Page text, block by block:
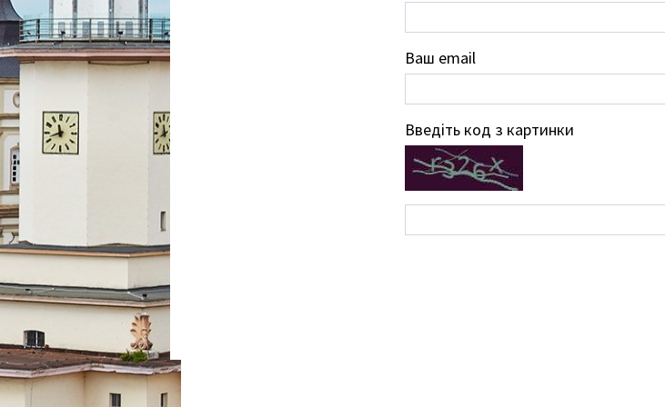
Ваш email
Введіть код з картинки